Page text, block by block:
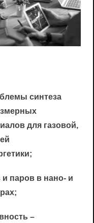
синтеза
для газовой,
и паров в нано- и
–